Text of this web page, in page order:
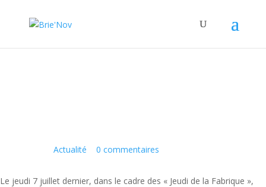
Actualité 0 commentaires
Le jeudi 7 juillet dernier, dans le cadre des « Jeudi de la Fabrique »,